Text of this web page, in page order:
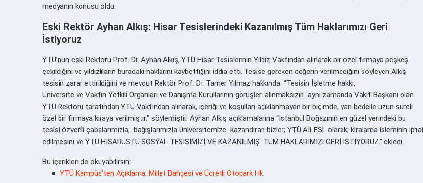
medyanın konusu oldu.
Eski Rektör Ayhan Alkış: Hisar Tesislerindeki Kazanılmış Tüm Haklarımızı Geri
İstiyoruz
YTÜ’nün eski Rektörü Prof. Dr. Ayhan Alkış, YTÜ Hisar Tesislerinin Yıldız Vakfından alınarak bir özel firmaya peşkeş
çekildiğini ve yıldızlıların buradaki haklarını kaybettiğini iddia etti. Tesise gereken değerin verilmediğini söyleyen Alkış
tesisin zarar ettirildiğini ve mevcut Rektör Prof. Dr. Tamer Yılmaz hakkında “Tesisin İşletme hakkı,
Üniversite ve Vakfın Yetkili Organları ve Danışma Kurullarının görüşleri alınmaksızın aynı zamanda Vakıf Başkanı olan
YTÜ Rektörü tarafindan YTÜ Vakfından alınarak, içeriği ve koşulları açıklanmayan bir biçimde, yari bedelle uzun süreli
özel bir firmaya kiraya verilmiştir.” söylemiştir. Ayhan Alkış açıklamalarına “Istanbul Boğazınin en güzel yerindeki bu
tesisi özverili çabalarımızla, bağışlarımızla Üniversitemize kazandıran bizler; YTÜ AİLESİ olarak; kiralama isleminin iptal
edilmesini ve YTÜ HİSARÜSTÜ SOSYAL TESİSİMİZİ VE KAZANILMIŞ TÜM HAKLARIMIZI GERİ İSTİYORUZ.” ekledi.
Bu içerikleri de okuyabilirsin:
YTÜ Kampüs’ten Açıklama: Millet Bahçesi ve Ücretli Otopark Hk.